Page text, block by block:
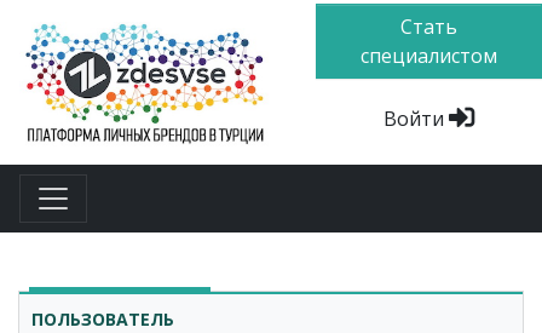
Стать
специалистом
Войти
ПОЛЬЗОВАТЕЛЬ